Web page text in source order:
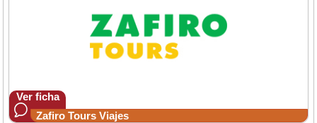
Ver ficha
Zafiro Tours Viajes